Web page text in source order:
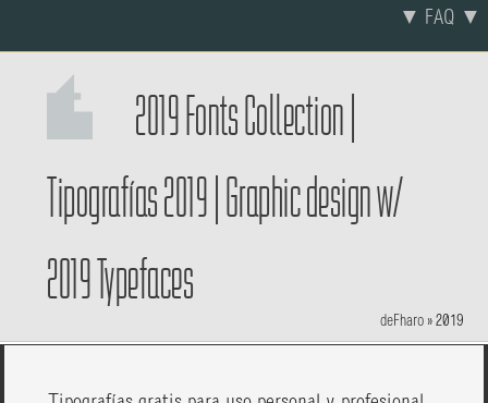
▼ FAQ ▼
2019 Fonts Collection
Tipografías 2019 Graphic design w/
2019 Typefaces
deFharo» 2019